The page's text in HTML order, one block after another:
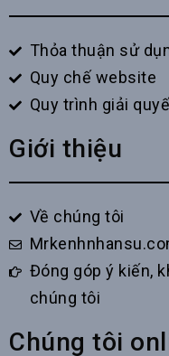
Thỏa thuận sử
Quy chế website
Quy trình giải
Giới thiệu
Về chúng tôi
Đóng góp ý kiến,
chúng tôi
Chúng tôi